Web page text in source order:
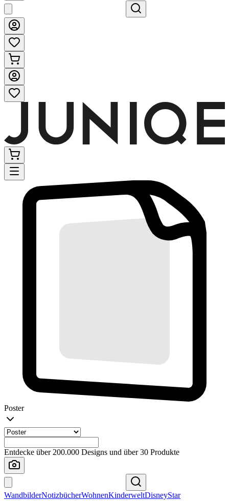
Poster
Entdecke über 200.000 Designs und über 30 Produkte
WandbilderNotizbücherWohnenKinderweltDisneyStar